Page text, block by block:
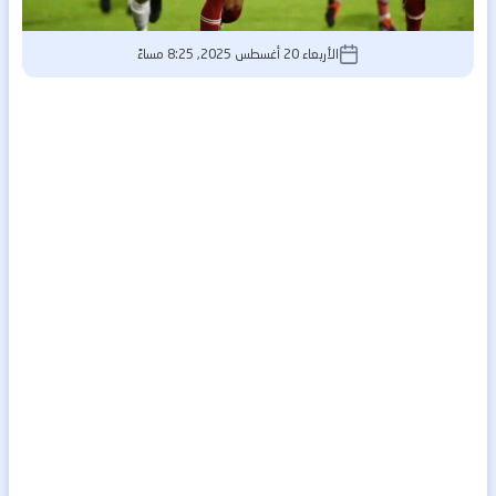
الأربعاء 20 أغسطس 2025, 8:25 مساءً